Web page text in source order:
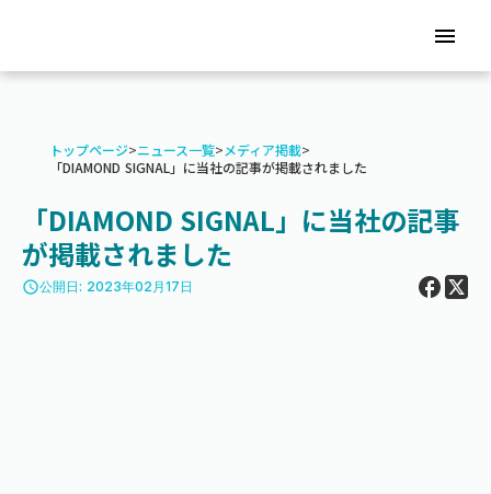
menu
トップページ>ニュース一覧>メディア掲載>
「DIAMOND SIGNAL」に当社の記事が掲載されました
「DIAMOND SIGNAL」に当社の記事
が掲載されました
access_time公開日: 2023年02月17日